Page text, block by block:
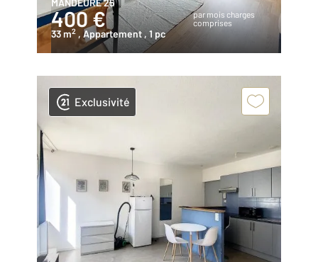
MANDEURE 25
400 €
par mois charges
comprises
33 m2 , Appartement, 1 pc
Exclusivité